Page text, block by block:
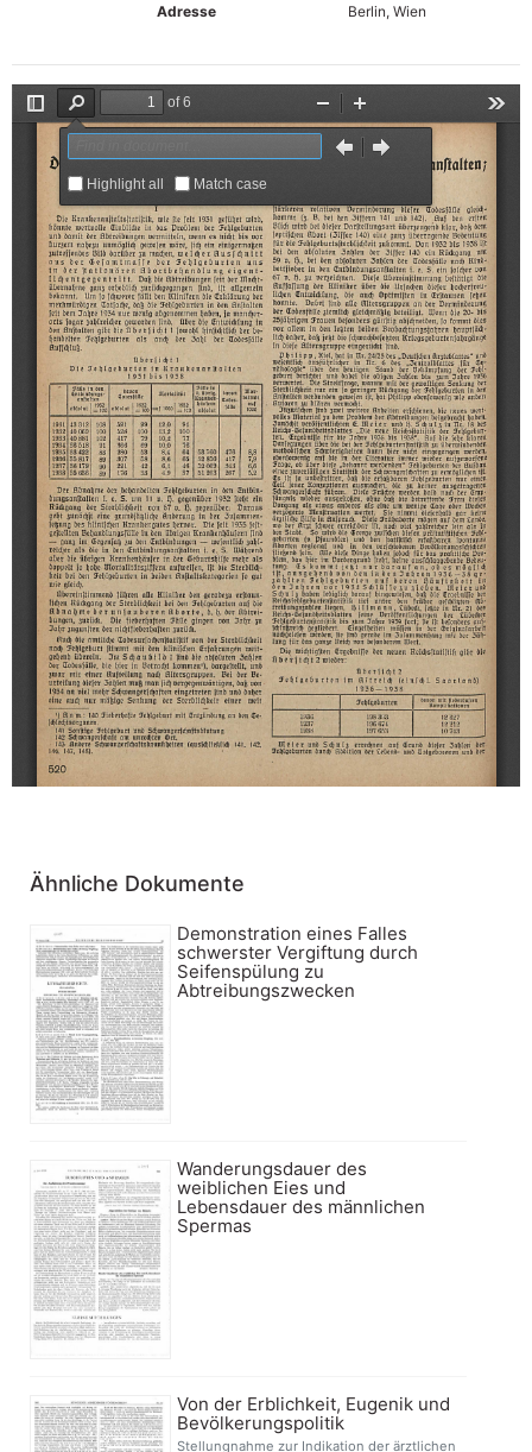
Adresse
Berlin, Wien
Ähnliche Dokumente
Demonstration eines Falles
schwerster Vergiftung durch
Seifenspülung zu
Abtreibungszwecken
Wanderungsdauer des
weiblichen Eies und
Lebensdauer des männlichen
Spermas
Von der Erblichkeit, Eugenik und
Bevölkerungspolitik
Stellungnahme zur Indikation der ärztlichen